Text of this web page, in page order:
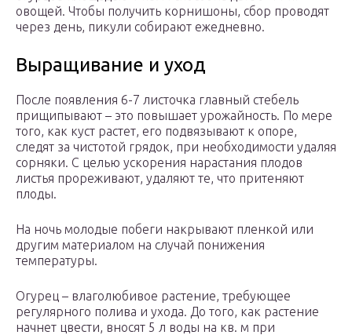
овощей. Чтобы получить корнишоны, сбор проводят
через день, пикули собирают ежедневно.
Выращивание и уход
После появления 6-7 листочка главный стебель
прищипывают – это повышает урожайность. По мере
того, как куст растет, его подвязывают к опоре,
следят за чистотой грядок, при необходимости удаляя
сорняки. С целью ускорения нарастания плодов
листья прореживают, удаляют те, что притеняют
плоды.
На ночь молодые побеги накрывают пленкой или
другим материалом на случай понижения
температуры.
Огурец – влаголюбивое растение, требующее
регулярного полива и ухода. До того, как растение
начнет цвести, вносят 5 л воды на кв. м при